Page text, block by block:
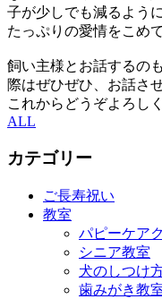
子が少しでも減るよう
たっぷりの愛情をこめ
飼い主様とお話するの
際はぜひぜひ、お話さ
これからどうぞよろし
ALL
カテゴリー
ご長寿祝い
教室
パピーケア
シニア教室
犬のしつけ
歯みがき教